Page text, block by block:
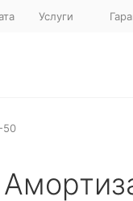
Услуги
50